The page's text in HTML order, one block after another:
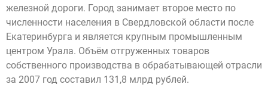
железной дороги. Город занимает второе место по
численности населения в Свердловской области после
Екатеринбурга и является крупным промышленным
центром Урала. Объём отгруженных товаров
собственного производства в обрабатывающей отрасли
за 2007 год составил 131,8 млрд рублей.